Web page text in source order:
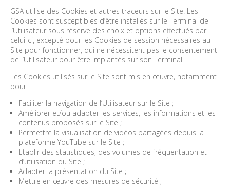
GSA utilise des Cookies et autres traceurs sur le Site. Les
Cookies sont susceptibles d’être installés sur le Terminal de
l’Utilisateur sous réserve des choix et options effectués par
celui-ci, excepté pour les Cookies de session nécessaires au
Site pour fonctionner, qui ne nécessitent pas le consentement
de l’Utilisateur pour être implantés sur son Terminal.
Les Cookies utilisés sur le Site sont mis en œuvre, notamment
pour :
Faciliter la navigation de l’Utilisateur sur le Site ;
Améliorer et/ou adapter les services, les informations et les
contenus proposés sur le Site ;
Permettre la visualisation de vidéos partagées depuis la
plateforme YouTube sur le Site ;
Etablir des statistiques, des volumes de fréquentation et
d’utilisation du Site ;
Adapter la présentation du Site ;
Mettre en œuvre des mesures de sécurité ;